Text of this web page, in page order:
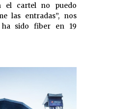
el cartel no puedo
las entradas”, nos
sido fiber en 19